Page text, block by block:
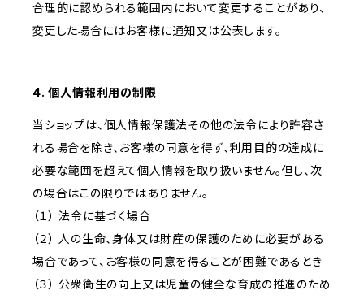
合理的に認められる範囲内において変更することがあり、
変更した場合にはお客様に通知又は公表します。
4. 個人情報利用の制限
当ショップは、個人情報保護法その他の法令により許容さ
れる場合を除き、お客様の同意を得ず、利用目的の達成に
必要な範囲を超えて個人情報を取り扱いません。但し、次
の場合はこの限りではありません。
（１） 法令に基づく場合
（２） 人の生命、身体又は財産の保護のために必要がある
場合であって、お客様の同意を得ることが困難であるとき
（３） 公衆衛生の向上又は児童の健全な育成の推進のため